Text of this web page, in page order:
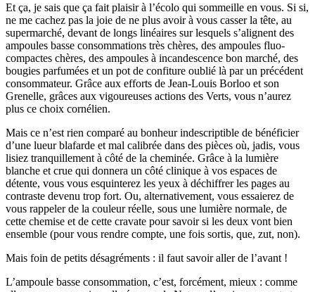
Et ça, je sais que ça fait plaisir à l’écolo qui sommeille en vous. Si si,
ne me cachez pas la joie de ne plus avoir à vous casser la tête, au
supermarché, devant de longs linéaires sur lesquels s’alignent des
ampoules basse consommations très chères, des ampoules fluo-
compactes chères, des ampoules à incandescence bon marché, des
bougies parfumées et un pot de confiture oublié là par un précédent
consommateur. Grâce aux efforts de Jean-Louis Borloo et son
Grenelle, grâces aux vigoureuses actions des Verts, vous n’aurez
plus ce choix cornélien.
Mais ce n’est rien comparé au bonheur indescriptible de bénéficier
d’une lueur blafarde et mal calibrée dans des pièces où, jadis, vous
lisiez tranquillement à côté de la cheminée. Grâce à la lumière
blanche et crue qui donnera un côté clinique à vos espaces de
détente, vous vous esquinterez les yeux à déchiffrer les pages au
contraste devenu trop fort. Ou, alternativement, vous essaierez de
vous rappeler de la couleur réelle, sous une lumière normale, de
cette chemise et de cette cravate pour savoir si les deux vont bien
ensemble (pour vous rendre compte, une fois sortis, que, zut, non).
Mais foin de petits désagréments : il faut savoir aller de l’avant !
L’ampoule basse consommation, c’est, forcément, mieux : comme